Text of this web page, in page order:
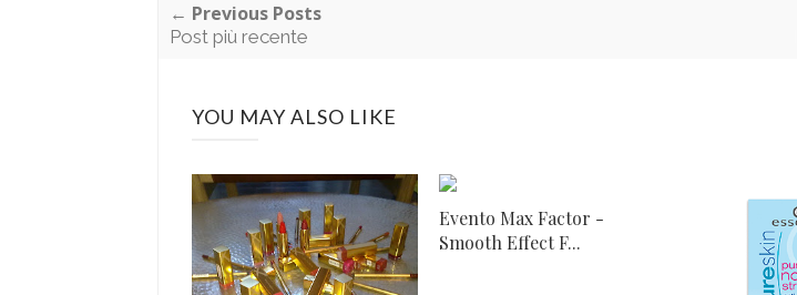
← Previous Posts
Post più recente
YOU MAY ALSO LIKE
Evento Max Factor -
Smooth Effect F...